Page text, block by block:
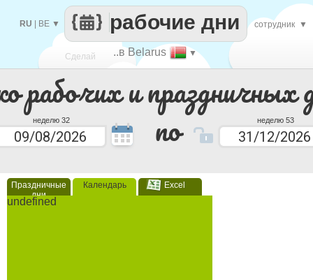
рабочих и праздничных
неделю 32 по неделю 53
Праздничные
дни
Календарь Excel
undefined
Сделай
каждый
..в Belarus ▼
рабочие дни
RU BE ▼ сотрудник ▼